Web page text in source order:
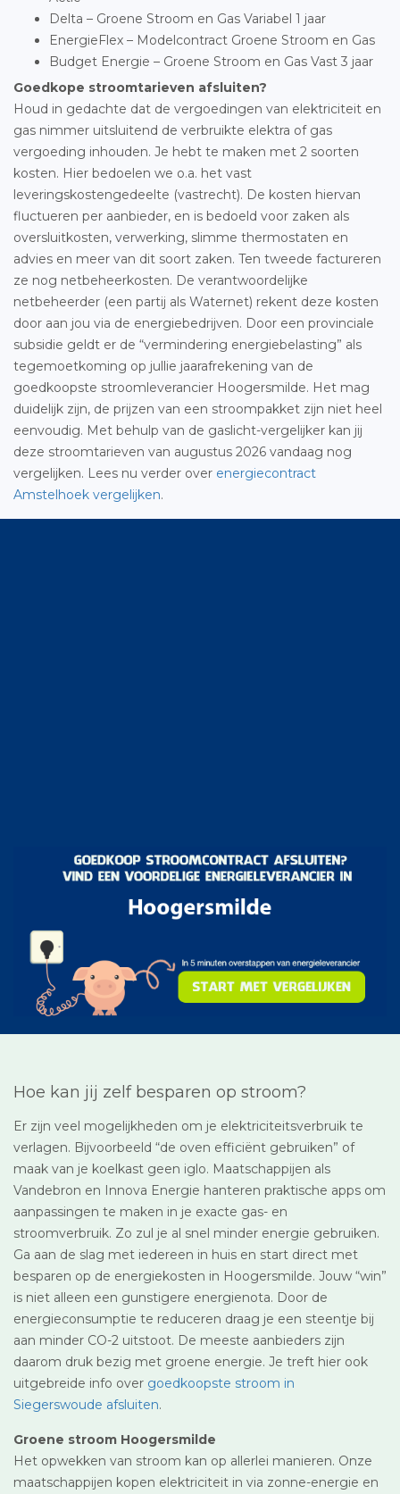
Delta – Groene Stroom en Gas Variabel 1 jaar
EnergieFlex – Modelcontract Groene Stroom en Gas
Budget Energie – Groene Stroom en Gas Vast 3 jaar
Goedkope stroomtarieven afsluiten?
Houd in gedachte dat de vergoedingen van elektriciteit en
gas nimmer uitsluitend de verbruikte elektra of gas
vergoeding inhouden. Je hebt te maken met 2 soorten
kosten. Hier bedoelen we o.a. het vast
leveringskostengedeelte (vastrecht). De kosten hiervan
fluctueren per aanbieder, en is bedoeld voor zaken als
oversluitkosten, verwerking, slimme thermostaten en
advies en meer van dit soort zaken. Ten tweede factureren
ze nog netbeheerkosten. De verantwoordelijke
netbeheerder (een partij als Waternet) rekent deze kosten
door aan jou via de energiebedrijven. Door een provinciale
subsidie geldt er de “vermindering energiebelasting” als
tegemoetkoming op jullie jaarafrekening van de
goedkoopste stroomleverancier Hoogersmilde. Het mag
duidelijk zijn, de prijzen van een stroompakket zijn niet heel
eenvoudig. Met behulp van de gaslicht-vergelijker kan jij
deze stroomtarieven van augustus 2026 vandaag nog
vergelijken. Lees nu verder over energiecontract
Amstelhoek vergelijken.
Hoe kan jij zelf besparen op stroom?
Er zijn veel mogelijkheden om je elektriciteitsverbruik te
verlagen. Bijvoorbeeld “de oven efficiënt gebruiken” of
maak van je koelkast geen iglo. Maatschappijen als
Vandebron en Innova Energie hanteren praktische apps om
aanpassingen te maken in je exacte gas- en
stroomverbruik. Zo zul je al snel minder energie gebruiken.
Ga aan de slag met iedereen in huis en start direct met
besparen op de energiekosten in Hoogersmilde. Jouw “win”
is niet alleen een gunstigere energienota. Door de
energieconsumptie te reduceren draag je een steentje bij
aan minder CO-2 uitstoot. De meeste aanbieders zijn
daarom druk bezig met groene energie. Je treft hier ook
uitgebreide info over goedkoopste stroom in
Siegerswoude afsluiten.
Groene stroom Hoogersmilde
Het opwekken van stroom kan op allerlei manieren. Onze
maatschappijen kopen elektriciteit in via zonne-energie en